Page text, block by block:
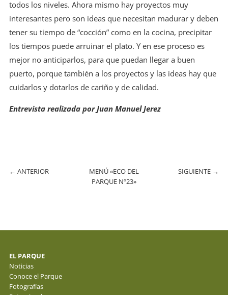
todos los niveles. Ahora mismo hay proyectos muy
interesantes pero son ideas que necesitan madurar y deben
tener su tiempo de “cocción” como en la cocina, precipitar
los tiempos puede arruinar el plato. Y en ese proceso es
mejor no anticiparlos, para que puedan llegar a buen
puerto, porque también a los proyectos y las ideas hay que
cuidarlos y dotarlos de cariño y de calidad.
Entrevista realizada por Juan Manuel Jerez
← ANTERIOR
MENÚ «ECO DEL
PARQUE Nº23»
SIGUIENTE →
EL PARQUE
Noticias
Conoce el Parque
Fotografías